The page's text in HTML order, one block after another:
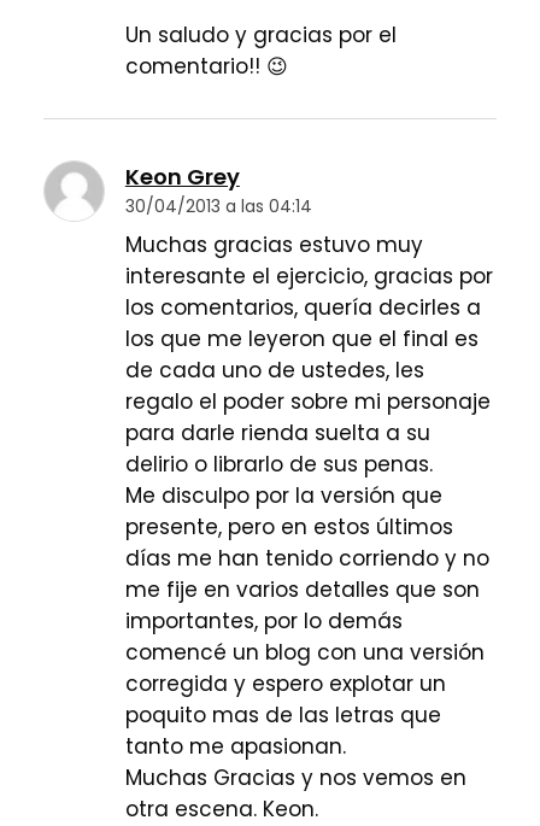
Un saludo y gracias por el
comentario!! 😉
Keon Grey
30/04/2013 a las 04:14
Muchas gracias estuvo muy
interesante el ejercicio, gracias por
los comentarios, quería decirles a
los que me leyeron que el final es
de cada uno de ustedes, les
regalo el poder sobre mi personaje
para darle rienda suelta a su
delirio o librarlo de sus penas.
Me disculpo por la versión que
presente, pero en estos últimos
días me han tenido corriendo y no
me fije en varios detalles que son
importantes, por lo demás
comencé un blog con una versión
corregida y espero explotar un
poquito mas de las letras que
tanto me apasionan.
Muchas Gracias y nos vemos en
otra escena. Keon.